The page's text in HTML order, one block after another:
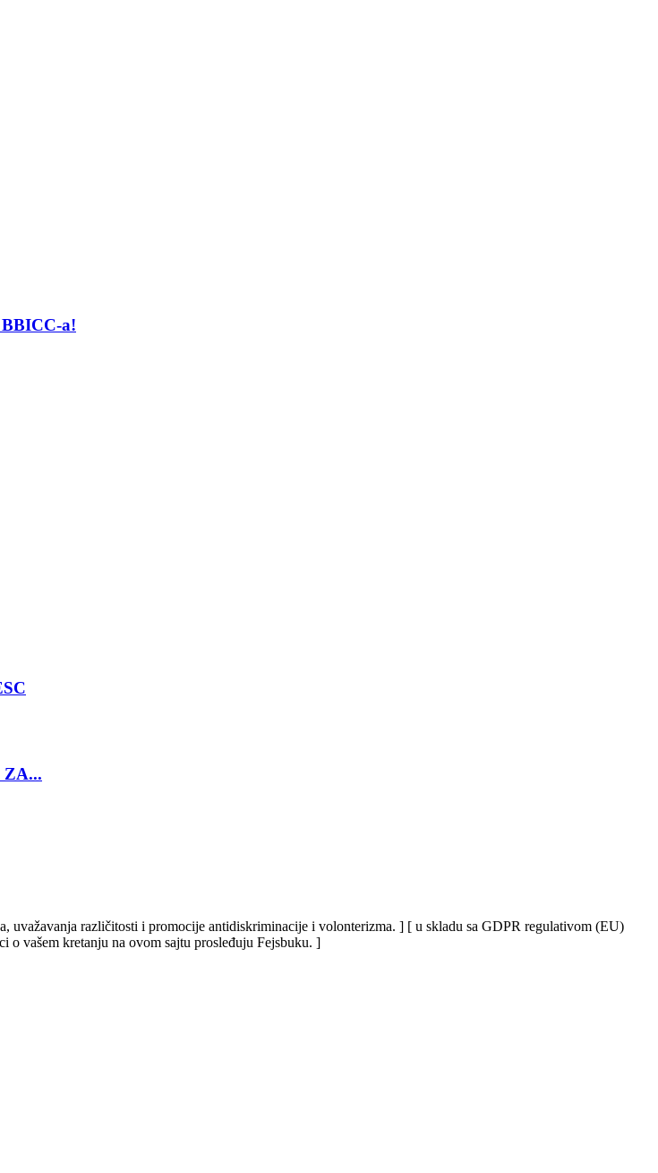
a!
ZA...
uvažavanja različitosti i promocije antidiskriminacije i volonterizma. ] [ u skladu sa GDPR regulativom (EU)
o vašem kretanju na ovom sajtu prosleđuju Fejsbuku. ]